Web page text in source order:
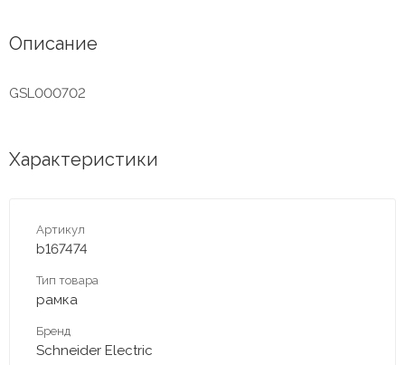
Описание
GSL000702
Характеристики
Артикул
b167474
Тип товара
рамка
Бренд
Schneider Electric